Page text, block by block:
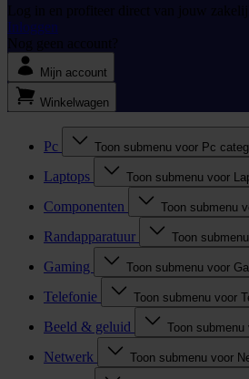
Log in en profiteer direct van jouw
Inloggen
Nog geen account?
Mijn account
Winkelwagen
Pc Toon submenu voor Pc
Laptops Toon submenu voor
Componenten Toon submenu
Randapparatuur Toon
Gaming Toon submenu voor
Telefonie Toon submenu voor
Beeld & geluid Toon
Netwerk Toon submenu voor